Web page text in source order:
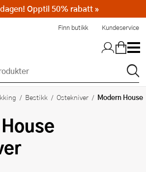
Finn butikk Kundeservice
Bestikk Ostekniver Modern House
Opptil 50% rabatt »